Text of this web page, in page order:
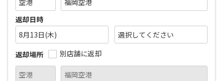
返却日時
8月13日(木)
返却場所
別店舗に返却